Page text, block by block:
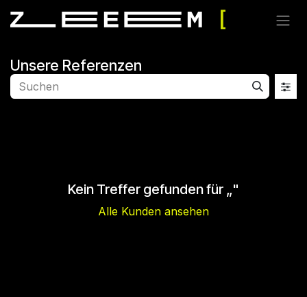
Unsere Referenzen
Kein Treffer gefunden für „"
Alle Kunden ansehen